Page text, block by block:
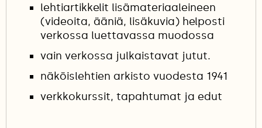
lehtiartikkelit lisämateriaaleineen
(videoita, ääniä, lisäkuvia) helposti
verkossa luettavassa muodossa
vain verkossa julkaistavat jutut.
näköislehtien arkisto vuodesta 1941
verkkokurssit, tapahtumat ja edut